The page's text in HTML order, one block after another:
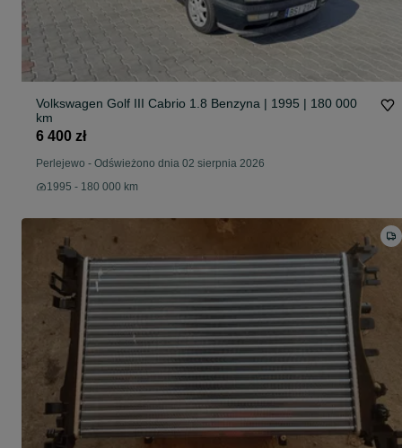
Volkswagen Golf III Cabrio 1.8 Benzyna | 1995 | 180 000
km
6 400 zł
Perlejewo - Odświeżono dnia 02 sierpnia 2026
1995 - 180 000 km